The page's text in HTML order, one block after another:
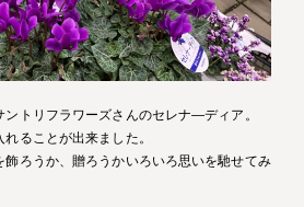
ントリフラワーズさんのセレナ―ディア。
ることが出来ました。
飾ろうか、贈ろうかいろいろ思いを馳せてみ